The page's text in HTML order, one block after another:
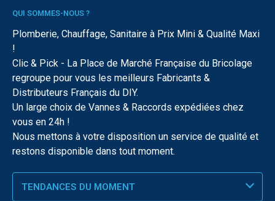
QUI SOMMES-NOUS ?
Plomberie, Chauffage, Sanitaire à Prix Mini & Qualité Maxi
!
Clic & Pick - La Place de Marché Française du Bricolage
regroupe pour vous les meilleurs Fabricants &
Distributeurs Français du DIY.
Un large choix de Vannes & Raccords expédiées chez
vous en 24h !
Nous mettons à votre disposition un service de qualité et
restons disponible dans tout moment.
TENDANCES DU MOMENT